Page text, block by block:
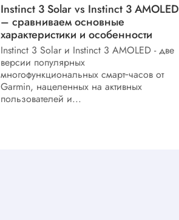
Instinct 3 Solar vs Instinct 3 AMOLED
– сравниваем основные
характеристики и особенности
Instinct 3 Solar и Instinct 3 AMOLED - две
версии популярных
многофункциональных смарт‑часов от
Garmin, нацеленных на активных
пользователей и...